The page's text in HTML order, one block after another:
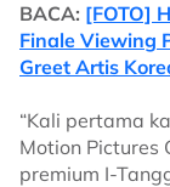
BACA: [FOTO]
Finale Viewing
Greet Artis
“Kali pertama
Motion Pictures
premium I-